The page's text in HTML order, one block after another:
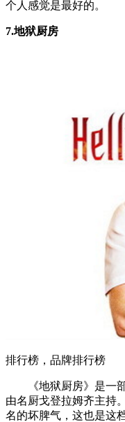
个人感觉是最好的。
7.地狱厨房
排行榜，品牌排行榜
《地狱厨房》是一部
由名厨戈登拉姆齐主持
名的坏脾气，这也是这